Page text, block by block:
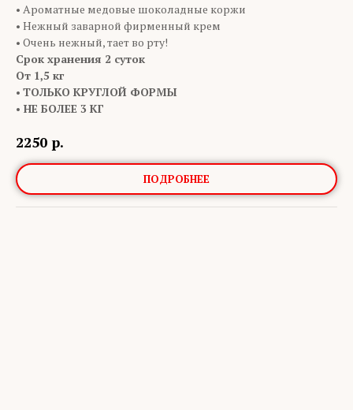
• Ароматные медовые шоколадные коржи
• Нежный заварной фирменный крем
• Очень нежный, тает во рту!
Срок хранения 2 суток
От 1,5 кг
• ТОЛЬКО КРУГЛОЙ ФОРМЫ
• НЕ БОЛЕЕ 3 КГ
2250 р.
ПОДРОБНЕЕ